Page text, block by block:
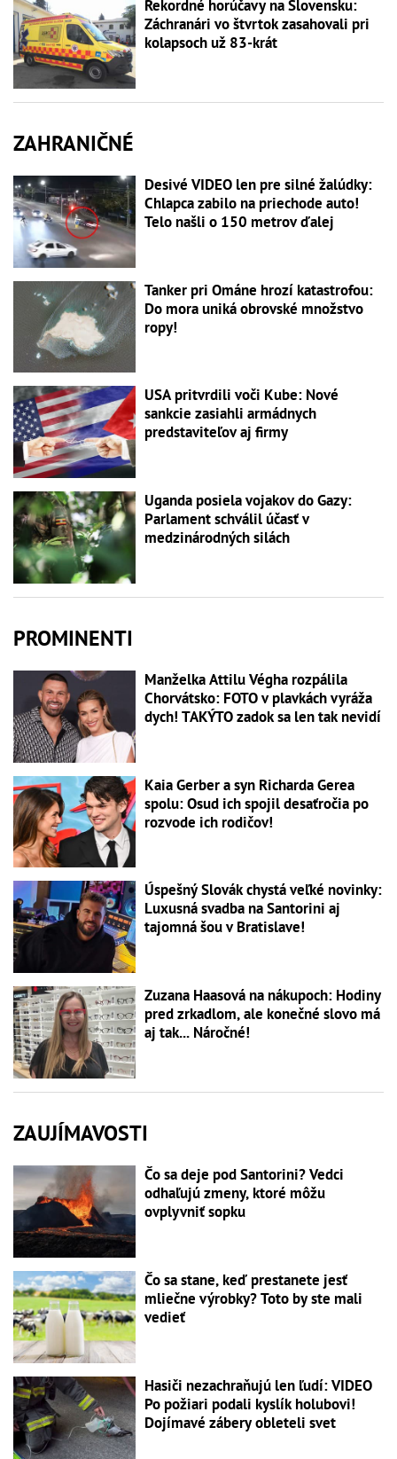
Rekordné horúčavy na Slovensku:
Záchranári vo štvrtok zasahovali pri
kolapsoch už 83-krát
ZAHRANIČNÉ
Desivé VIDEO len pre silné žalúdky:
Chlapca zabilo na priechode auto!
Telo našli o 150 metrov ďalej
Tanker pri Ománe hrozí katastrofou:
Do mora uniká obrovské množstvo
ropy!
USA pritvrdili voči Kube: Nové
sankcie zasiahli armádnych
predstaviteľov aj firmy
Uganda posiela vojakov do Gazy:
Parlament schválil účasť v
medzinárodných silách
PROMINENTI
Manželka Attilu Végha rozpálila
Chorvátsko: FOTO v plavkách vyráža
dych! TAKÝTO zadok sa len tak nevidí
Kaia Gerber a syn Richarda Gerea
spolu: Osud ich spojil desaťročia po
rozvode ich rodičov!
Úspešný Slovák chystá veľké novinky:
Luxusná svadba na Santorini aj
tajomná šou v Bratislave!
Zuzana Haasová na nákupoch: Hodiny
pred zrkadlom, ale konečné slovo má
aj tak... Náročné!
ZAUJÍMAVOSTI
Čo sa deje pod Santorini? Vedci
odhaľujú zmeny, ktoré môžu
ovplyvniť sopku
Čo sa stane, keď prestanete jesť
mliečne výrobky? Toto by ste mali
vedieť
Hasiči nezachraňujú len ľudí: VIDEO
Po požiari podali kyslík holubovi!
Dojímavé zábery obleteli svet